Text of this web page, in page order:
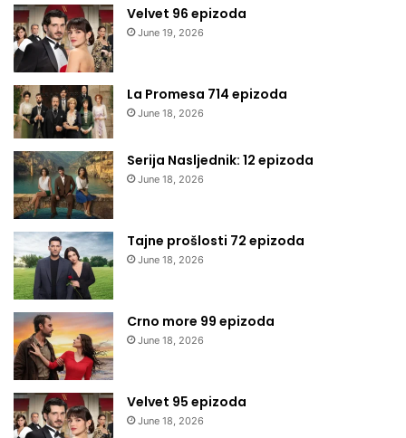
Velvet 96 epizoda
June 19, 2026
La Promesa 714 epizoda
June 18, 2026
Serija Nasljednik: 12 epizoda
June 18, 2026
Tajne prošlosti 72 epizoda
June 18, 2026
Crno more 99 epizoda
June 18, 2026
Velvet 95 epizoda
June 18, 2026